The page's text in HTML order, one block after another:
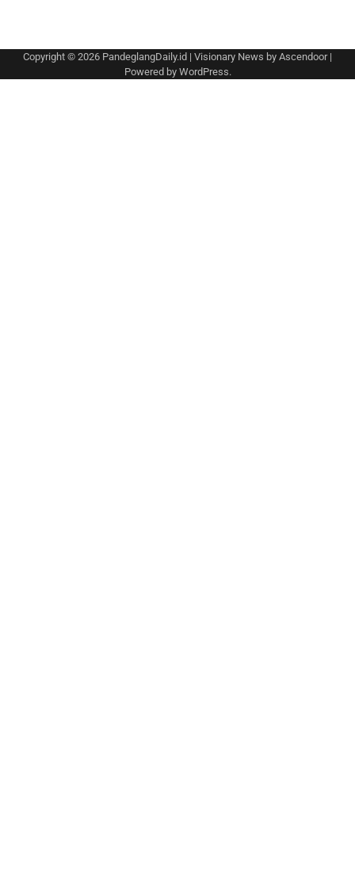
Copyright © 2026 PandeglangDaily.id | Visionary News by Ascendoor|
Powered by WordPress.